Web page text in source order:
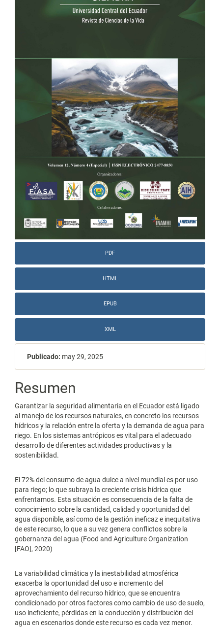
PDF
HTML
EPUB
XML
Publicado: may 29, 2025
Contenido
principal
del
artículo
Resumen
Garantizar la seguridad alimentaria en el Ecuador está ligado
al manejo de los recursos naturales, en concreto los recursos
hídricos y la relación entre la oferta y la demanda de agua para
riego. En los sistemas antrópicos es vital para el adecuado
desarrollo de diferentes actividades productivas y la
sostenibilidad.
El 72% del consumo de agua dulce a nivel mundial es por uso
para riego; lo que subraya la creciente crisis hídrica que
enfrentamos. Esta situación es consecuencia de la falta de
conocimiento sobre la cantidad, calidad y oportunidad del
agua disponible, así como de la gestión ineficaz e inequitativa
de este recurso, lo que a su vez genera conflictos sobre la
gobernanza del agua (Food and Agriculture Organization
[FAO], 2020)
La variabilidad climática y la inestabilidad atmosférica
exacerba la oportunidad del uso e incremento del
aprovechamiento del recurso hídrico, que se encuentra
condicionado por otros factores como cambio de uso de suelo,
uso ineficiente, pérdidas en la conducción y distribución del
agua en escenarios donde este recurso es cada vez menor.